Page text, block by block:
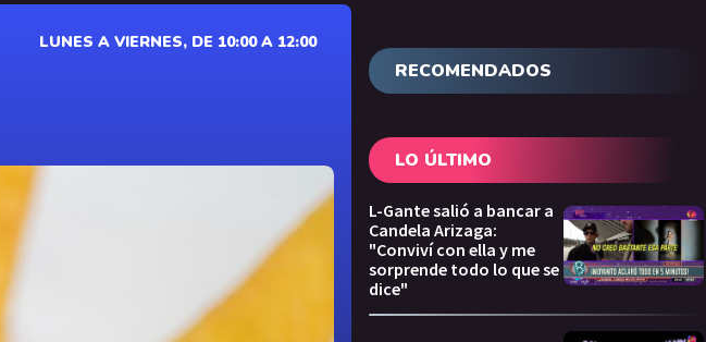
LUNES A VIERNES, DE 10:00 A 12:00
RECOMENDADOS
LO ÚLTIMO
L-Gante salió a bancar a
Candela Arizaga:
"Conviví con ella y me
sorprende todo lo que se
dice"